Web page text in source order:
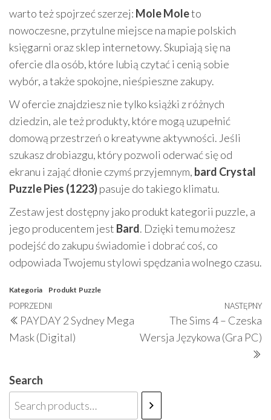
warto też spojrzeć szerzej: Mole Moleto
nowoczesne, przytulne miejsce na mapie polskich
księgarni oraz sklep internetowy. Skupiają się na
ofercie dla osób, które lubią czytać i cenią sobie
wybór, a także spokojne, nieśpieszne zakupy.
W ofercie znajdziesz nie tylko książki z różnych
dziedzin, ale też produkty, które mogą uzupełnić
domową przestrzeń o kreatywne aktywności. Jeśli
szukasz drobiazgu, który pozwoli oderwać się od
ekranu i zająć dłonie czymś przyjemnym, bard Crystal
Puzzle Pies (1223)pasuje do takiego klimatu.
Zestaw jest dostępny jako produkt kategorii puzzle, a
jego producentem jest Bard. Dzięki temu możesz
podejść do zakupu świadomie i dobrać coś, co
odpowiada Twojemu stylowi spędzania wolnego czasu.
Kategoria Produkt Puzzle
Nawigacja
wpisu
Poprzedni
wpis
POPRZEDNI
PAYDAY 2 Sydney Mega
Mask (Digital)
NASTĘPNY
The Sims 4 – Czeska
Wersja Językowa (Gra PC)
Search